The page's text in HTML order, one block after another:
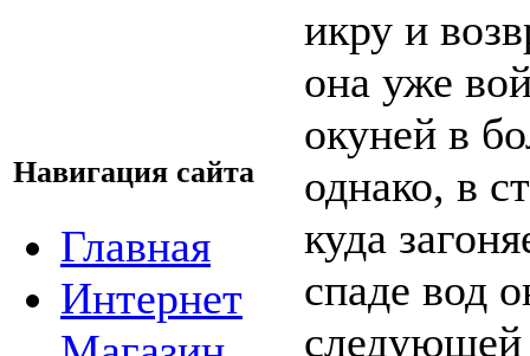
Навигация сайта
Главная
Интернет
икру и
она уже
окуней в
однако, в
куда
спаде вод
следующей